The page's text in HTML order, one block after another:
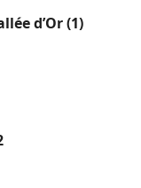
d’Or (1)